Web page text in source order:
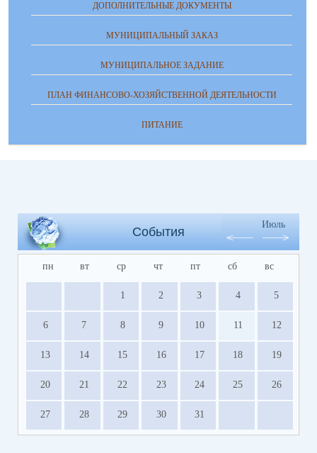
ДОПОЛНИТЕЛЬНЫЕ ДОКУМЕНТЫ
МУНИЦИПАЛЬНЫЙ ЗАКАЗ
МУНИЦИПАЛЬНОЕ ЗАДАНИЕ
ПЛАН ФИНАНСОВО-ХОЗЯЙСТВЕННОЙ ДЕЯТЕЛЬНОСТИ
ПИТАНИЕ
События
Июль
пн вт ср чт пт сб вс
1 2 3 4 5
6 7 8 9 10 11 12
13 14 15 16 17 18 19
20 21 22 23 24 25 26
27 28 29 30 31